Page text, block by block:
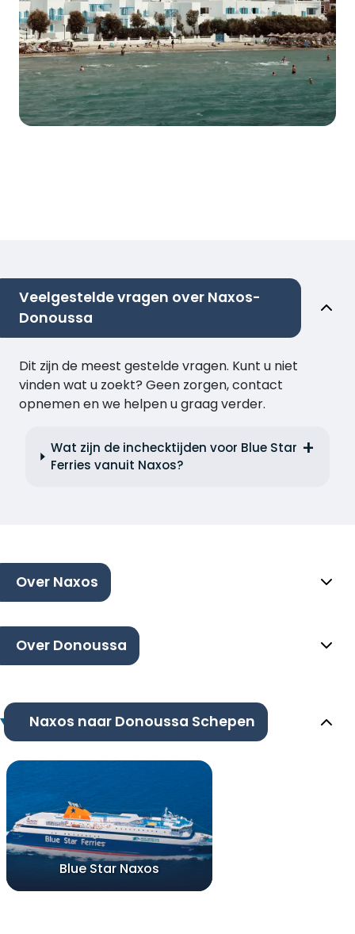
Veelgestelde vragen over Naxos-
Donoussa
Dit zijn de meest gestelde vragen. Kunt u niet
vinden wat u zoekt? Geen zorgen, contact
opnemen en we helpen u graag verder.
Wat zijn de inchecktijden voor Blue Star
Ferries vanuit Naxos?
Over Naxos
Over Donoussa
Naxos naar Donoussa Schepen
Blue Star Naxos